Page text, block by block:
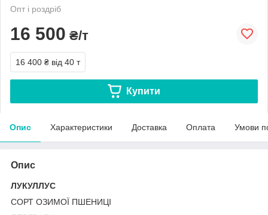
Опт і роздріб
16 500 ₴/т
16 400 ₴ від 40 т
Купити
Опис Характеристики Доставка Оплата Умови
Опис
ЛУКУЛЛУС
СОРТ ОЗИМОЇ ПШЕНИЦІ